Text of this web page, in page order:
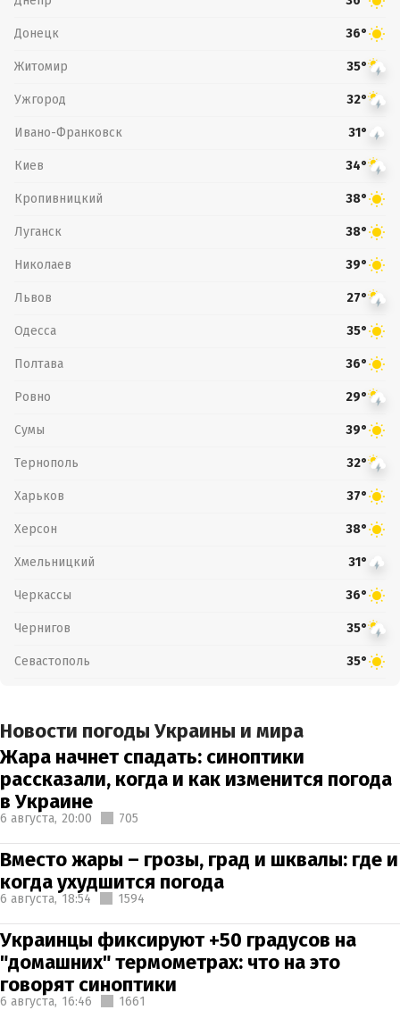
Донецк 36°
Житомир 35°
Ужгород 32°
Ивано-Франковск 31°
Киев 34°
Кропивницкий 38°
Луганск 38°
Николаев 39°
Львов 27°
Одесса 35°
Полтава 36°
Ровно 29°
Сумы 39°
Тернополь 32°
Харьков 37°
Херсон 38°
Хмельницкий 31°
Черкассы 36°
Чернигов 35°
Севастополь 35°
Новости погоды Украины и мира
Жара начнет спадать: синоптики
рассказали, когда и как изменится погода
в Украине
6 августа, 20:00 705
Вместо жары – грозы, град и шквалы: где и
когда ухудшится погода
6 августа, 18:54 1594
Украинцы фиксируют +50 градусов на
"домашних" термометрах: что на это
говорят синоптики
6 августа, 16:46 1661